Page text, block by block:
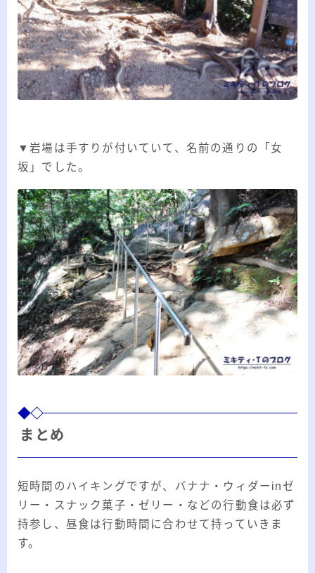
▼岩場は手すりが付いていて、名前の通りの「女
坂」でした。
まとめ
短時間のハイキングですが、バナナ・ウィダーinゼ
リー・スナック菓子・ゼリー・などの行動食は必ず
持参し、昼食は行動時間に合わせて持っていきま
す。